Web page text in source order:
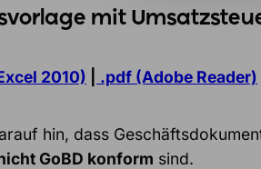
mit
2010) .pdf (Adobe Reader)
hin, dass
GoBD konform sind.